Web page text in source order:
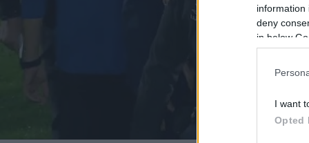
information
deny
in below
I want
Opted